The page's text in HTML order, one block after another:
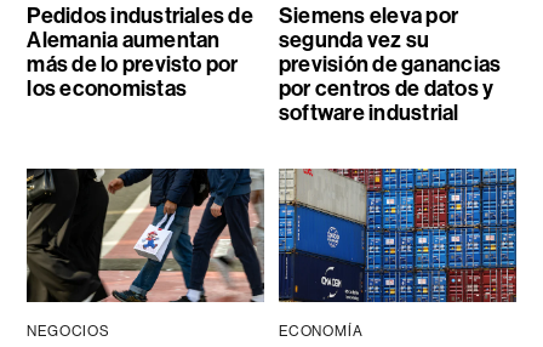
Pedidos industriales de
Alemania aumentan
más de lo previsto por
los economistas
Siemens eleva por
segunda vez su
previsión de ganancias
por centros de datos y
software industrial
NEGOCIOS ECONOMÍA